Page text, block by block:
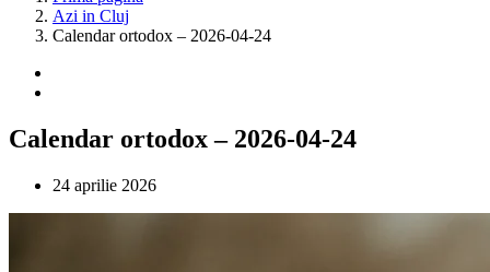
Azi in Cluj
Calendar ortodox – 2026-04-24
Calendar ortodox – 2026-04-24
24 aprilie 2026